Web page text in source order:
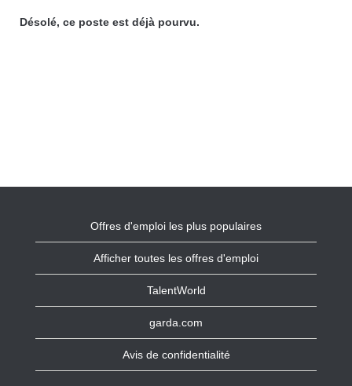
Désolé, ce poste est déjà pourvu.
Offres d'emploi les plus populaires
Afficher toutes les offres d'emploi
TalentWorld
garda.com
Avis de confidentialité